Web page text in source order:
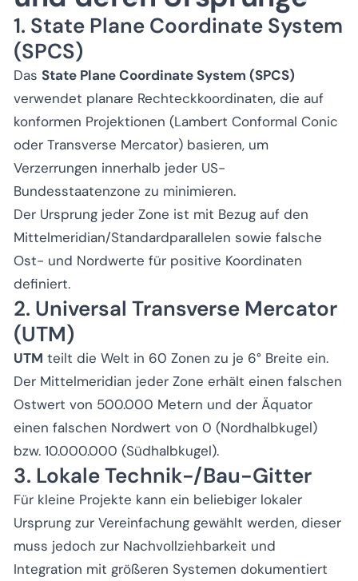
1. State Plane Coordinate System
(SPCS)
Das State Plane Coordinate System (SPCS)
verwendet planare Rechteckkoordinaten, die auf
konformen Projektionen (Lambert Conformal Conic
oder Transverse Mercator) basieren, um
Verzerrungen innerhalb jeder US-
Bundesstaatenzone zu minimieren.
Der Ursprung jeder Zone ist mit Bezug auf den
Mittelmeridian/Standardparallelen sowie falsche
Ost- und Nordwerte für positive Koordinaten
definiert.
2. Universal Transverse Mercator
(UTM)
UTM teilt die Welt in 60 Zonen zu je 6° Breite ein.
Der Mittelmeridian jeder Zone erhält einen falschen
Ostwert von 500.000 Metern und der Äquator
einen falschen Nordwert von 0 (Nordhalbkugel)
bzw. 10.000.000 (Südhalbkugel).
3. Lokale Technik-/Bau-Gitter
Für kleine Projekte kann ein beliebiger lokaler
Ursprung zur Vereinfachung gewählt werden, dieser
muss jedoch zur Nachvollziehbarkeit und
Integration mit größeren Systemen dokumentiert